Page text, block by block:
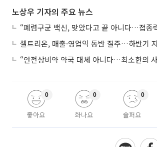
노상우 기자의 주요 뉴스
“안전상비약 약국 대체 아니다…최소한의
좋아요
0
화나요
0
슬퍼요
0